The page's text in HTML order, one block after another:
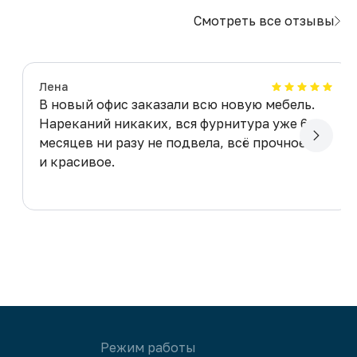
Смотреть все отзывы
Лена
В новый офис заказали всю новую мебель.
Нареканий никаких, вся фурнитура уже 6
месяцев ни разу не подвела, всё прочное
и красивое.
Режим работы